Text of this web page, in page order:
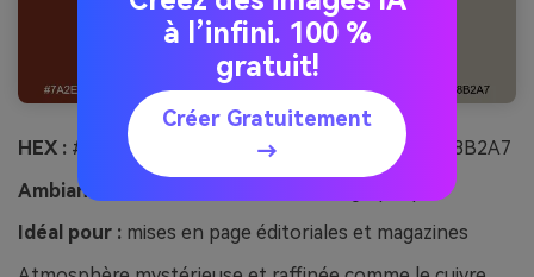
HEX : #7A2E1E #A74E34 #D9A07B #1F1B1A #B8B2A7
Ambiance :
Idéal pour : mises en page éditoriales et magazines
à l’infini. 100 %
gratuit!
Créer Gratuitement
→